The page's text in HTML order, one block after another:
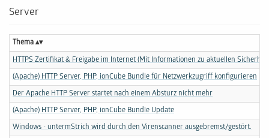
Server
Thema
HTTPS Zertifikat & Freigabe im Internet (Mit Informationen zu aktuellen
(Apache) HTTP Server, PHP, ionCube Bundle für Netzwerkzugriff konfigurieren
Der Apache HTTP Server startet nach einem Absturz nicht mehr
(Apache) HTTP Server, PHP, ionCube Bundle Update
Windows - untermStrich wird durch den Virenscanner ausgebremst/gestört.